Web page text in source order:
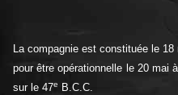
La compagnie est constituée le
pour être opérationnelle le 20 mai
sur le 47e
B.C.C.